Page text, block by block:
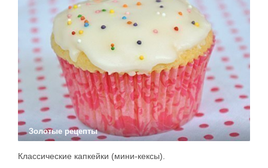
Золотые рецепты
Классические капкейки (мини-кексы).